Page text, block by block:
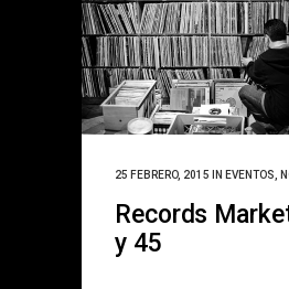
25 FEBRERO, 2015 IN EVENTOS
Records
y 45